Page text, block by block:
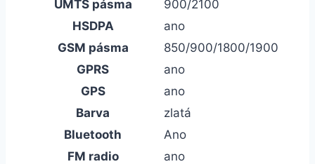
UMTS pásma
900/2100
HSDPA
ano
GSM pásma
850/900/1800/1900
GPRS
ano
GPS
ano
Barva
zlatá
Bluetooth
Ano
FM radio
ano